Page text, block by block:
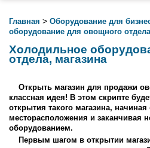
Главная > Оборудование для
оборудование для овощного
Холодильное
отдела, магазина
Открыть магазин для продажи
классная идея! В этом скрипте
открытия такого магазина,
месторасположения и заканчивая
оборудованием.
Первым шагом в открытии